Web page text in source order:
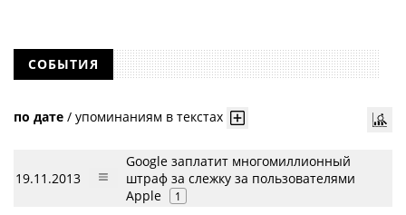
СОБЫТИЯ
по дате / упоминаниям в текстах
19.11.2013
Google заплатит многомиллионный
штраф за слежку за пользователями
Apple
1